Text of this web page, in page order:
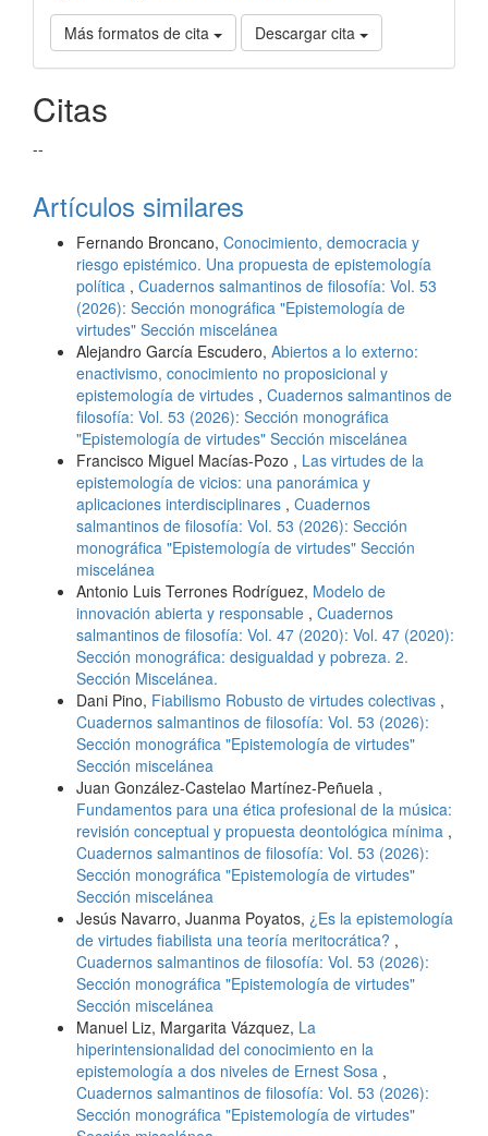
Más formatos de cita Descargar cita
Citas
--
Artículos similares
Fernando Broncano, Conocimiento, democracia y
riesgo epistémico. Una propuesta de epistemología
política , Cuadernos salmantinos de filosofía: Vol. 53
(2026): Sección monográfica "Epistemología de
virtudes" Sección miscelánea
Alejandro García Escudero, Abiertos a lo externo:
enactivismo, conocimiento no proposicional y
epistemología de virtudes , Cuadernos salmantinos de
filosofía: Vol. 53 (2026): Sección monográfica
"Epistemología de virtudes" Sección miscelánea
Francisco Miguel Macías-Pozo , Las virtudes de la
epistemología de vicios: una panorámica y
aplicaciones interdisciplinares , Cuadernos
salmantinos de filosofía: Vol. 53 (2026): Sección
monográfica "Epistemología de virtudes" Sección
miscelánea
Antonio Luis Terrones Rodríguez, Modelo de
innovación abierta y responsable , Cuadernos
salmantinos de filosofía: Vol. 47 (2020): Vol. 47 (2020):
Sección monográfica: desigualdad y pobreza. 2.
Sección Miscelánea.
Dani Pino, Fiabilismo Robusto de virtudes colectivas ,
Cuadernos salmantinos de filosofía: Vol. 53 (2026):
Sección monográfica "Epistemología de virtudes"
Sección miscelánea
Juan González-Castelao Martínez-Peñuela ,
Fundamentos para una ética profesional de la música:
revisión conceptual y propuesta deontológica mínima ,
Cuadernos salmantinos de filosofía: Vol. 53 (2026):
Sección monográfica "Epistemología de virtudes"
Sección miscelánea
Jesús Navarro, Juanma Poyatos, ¿Es la epistemología
de virtudes fiabilista una teoría meritocrática? ,
Cuadernos salmantinos de filosofía: Vol. 53 (2026):
Sección monográfica "Epistemología de virtudes"
Sección miscelánea
Manuel Liz, Margarita Vázquez, La
hiperintensionalidad del conocimiento en la
epistemología a dos niveles de Ernest Sosa ,
Cuadernos salmantinos de filosofía: Vol. 53 (2026):
Sección monográfica "Epistemología de virtudes"